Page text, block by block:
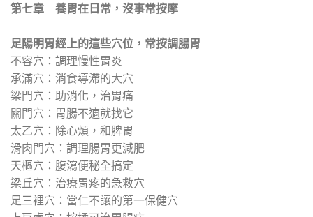
第七章 養胃在日常，沒事常按摩
足陽明胃經上的這些穴位，常按調腸胃
不容穴：調理慢性胃炎
承滿穴：消食導滯的大穴
梁門穴：助消化，治胃痛
關門穴：胃腸不適就找它
太乙穴：除心煩，和脾胃
滑肉門穴：調理腸胃更減肥
天樞穴：腹瀉便秘全搞定
梁丘穴：治療胃疼的急救穴
足三裡穴：當仁不讓的第一保健穴